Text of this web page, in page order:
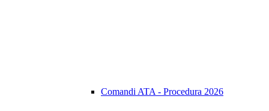
Comandi ATA - Procedura 2026